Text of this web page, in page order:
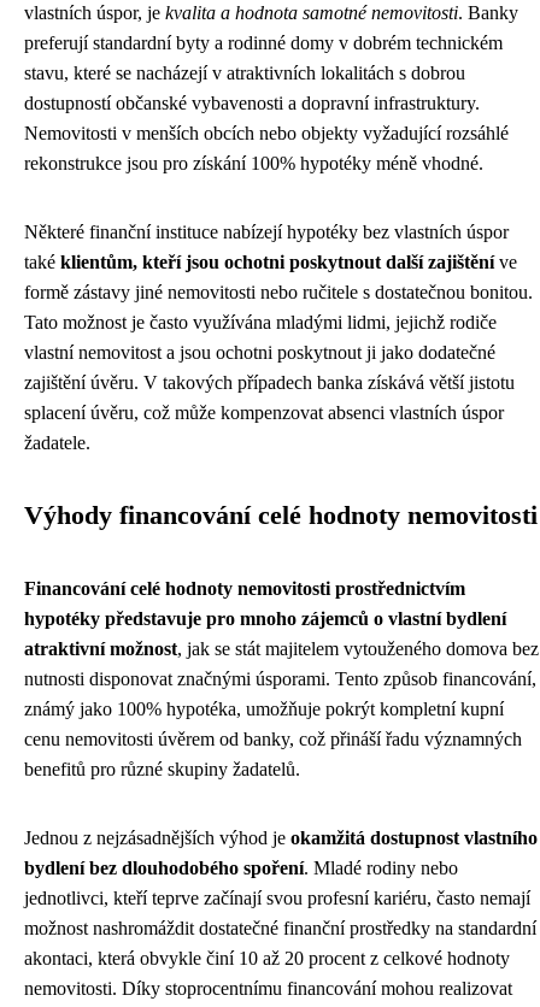
vlastních úspor, je kvalita a hodnota samotné nemovitosti. Banky
preferují standardní byty a rodinné domy v dobrém technickém
stavu, které se nacházejí v atraktivních lokalitách s dobrou
dostupností občanské vybavenosti a dopravní infrastruktury.
Nemovitosti v menších obcích nebo objekty vyžadující rozsáhlé
rekonstrukce jsou pro získání 100% hypotéky méně vhodné.
Některé finanční instituce nabízejí hypotéky bez vlastních úspor
také klientům, kteří jsou ochotni poskytnout další zajištěníve
formě zástavy jiné nemovitosti nebo ručitele s dostatečnou bonitou.
Tato možnost je často využívána mladými lidmi, jejichž rodiče
vlastní nemovitost a jsou ochotni poskytnout ji jako dodatečné
zajištění úvěru. V takových případech banka získává větší jistotu
splacení úvěru, což může kompenzovat absenci vlastních úspor
žadatele.
Výhody financování celé hodnoty nemovitosti
Financování celé hodnoty nemovitosti prostřednictvím
hypotéky představuje pro mnoho zájemců o vlastní bydlení
atraktivní možnost, jak se stát majitelem vytouženého domova bez
nutnosti disponovat značnými úsporami. Tento způsob financování,
známý jako 100% hypotéka, umožňuje pokrýt kompletní kupní
cenu nemovitosti úvěrem od banky, což přináší řadu významných
benefitů pro různé skupiny žadatelů.
Jednou z nejzásadnějších výhod je okamžitá dostupnost vlastního
bydlení bez dlouhodobého spoření. Mladé rodiny nebo
jednotlivci, kteří teprve začínají svou profesní kariéru, často nemají
možnost nashromáždit dostatečné finanční prostředky na standardní
akontaci, která obvykle činí 10 až 20 procent z celkové hodnoty
nemovitosti. Díky stoprocentnímu financování mohou realizovat